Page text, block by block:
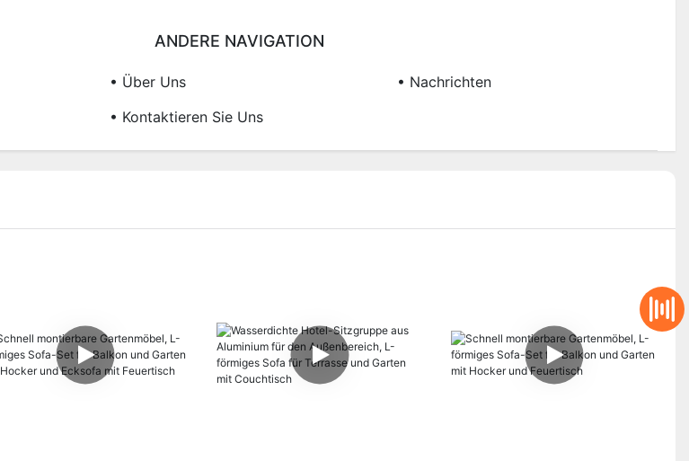
ANDERE NAVIGATION
• Über Uns
• Nachrichten
• Kontaktieren Sie Uns